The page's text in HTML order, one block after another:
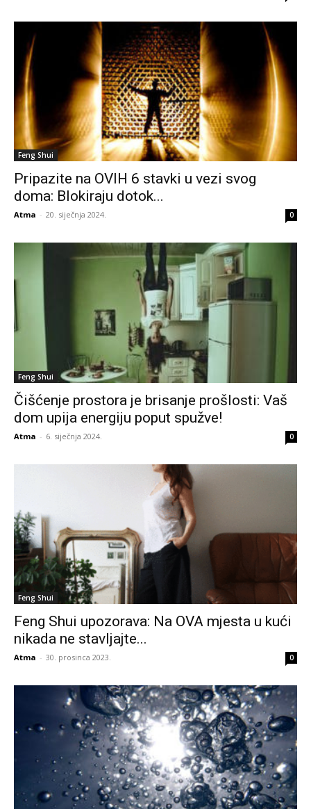
Feng Shui
Pripazite na OVIH 6 stavki u vezi svog
doma: Blokiraju dotok...
Atma - 20. siječnja 2024. 0
Feng Shui
Čišćenje prostora je brisanje prošlosti: Vaš
dom upija energiju poput spužve!
Atma - 6. siječnja 2024. 0
Feng Shui
Feng Shui upozorava: Na OVA mjesta u kući
nikada ne stavljajte...
Atma - 30. prosinca 2023. 0